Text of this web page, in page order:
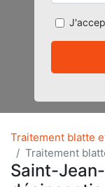
Traitement blatte
Traitement
Saint-